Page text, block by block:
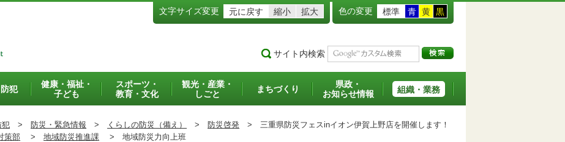
文字サイズ変更 元に戻す 縮小 拡大 色の変更 標準 青 黄 黒
サイト内検索
犯
健康・福祉・
子ども
スポーツ・
教育・文化
観光・産業・
しごと
まちづくり
県政・
お知らせ情報
組織・業務
犯 > 防災・緊急情報 > くらしの防災（備え） > 防災啓発 > 三重県防災フェスinイオン伊賀上野店を開催します！
策部 > 地域防災推進課 > 地域防災力向上班